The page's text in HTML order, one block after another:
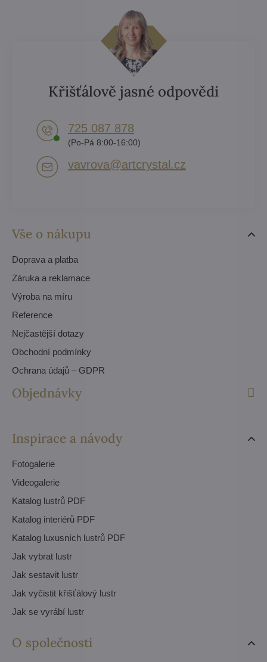
Vše o nákupu
Doprava a platba
Záruka a reklamace
Výroba na míru
Reference
Nejčastější dotazy
Obchodní podmínky
Ochrana údajů – GDPR
Objednávky
Inspirace a návody
Fotogalerie
Videogalerie
Katalog lustrů PDF
Katalog interiérů PDF
Katalog luxusních lustrů PDF
Jak vybrat lustr
Jak sestavit lustr
Jak vyčistit křišťálový lustr
Jak se vyrábí lustr
O společnosti
Křišťálově jasné odpovědi
725 087 878​
(Po-Pá 8:00-16:00)
vavrova​@artcrystal​.cz